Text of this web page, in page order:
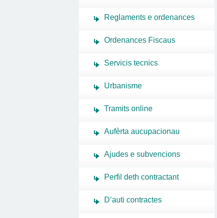
Reglaments e ordenances
Ordenances Fiscaus
Servicis tecnics
Urbanisme
Tramits online
Aufèrta aucupacionau
Ajudes e subvencions
Perfil deth contractant
D’auti contractes